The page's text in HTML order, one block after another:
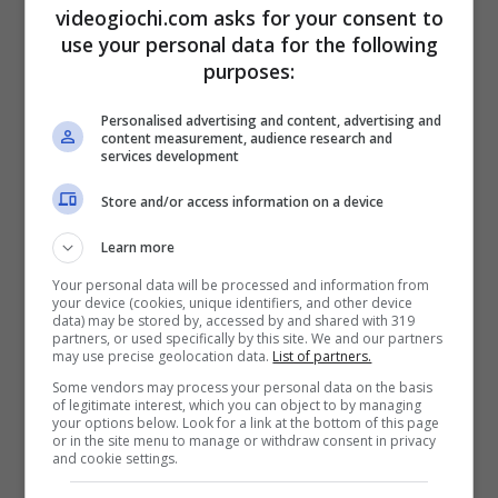
fisici o digitali, per dare vita a quello che poi
diventa il contenuto consumato dagli utenti
Ma ora esiste una nuova piattaforma: si tratta
di Sora, resa disponibile da OpenAI. La
piattaforma è in pratica una gigantesca
pubblicità di quello che ora è il nuovo modello
di generazione di video da prompt sviluppato
dalla società in grado di fare.
Sora, che permette agli utenti che lo
desiderano di giocare con
il nuovo modello di
videogiochi.com asks for your consent to
use your personal data for the following
purposes:
Personalised advertising and content, advertising and
content measurement, audience research and
services development
Store and/or access information on a device
Learn more
Your personal data will be processed and information from
your device (cookies, unique identifiers, and other device
data) may be stored by, accessed by and shared with 319
partners, or used specifically by this site. We and our partners
may use precise geolocation data. List of partners.
Some vendors may process your personal data on the basis
of legitimate interest, which you can object to by managing
your options below. Look for a link at the bottom of this page
or in the site menu to manage or withdraw consent in privacy
and cookie settings.